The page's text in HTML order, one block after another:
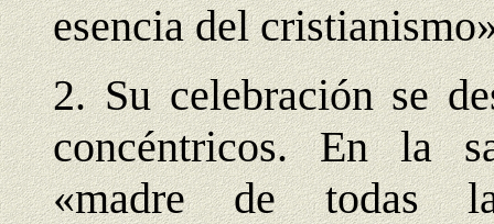
esencia del
2. Su celebración se
concéntricos. En la
«madre de todas